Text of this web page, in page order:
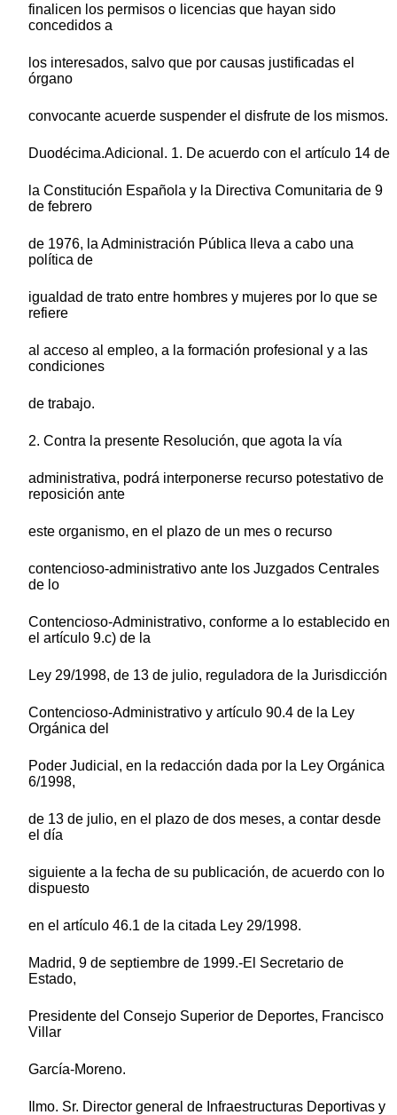
finalicen los permisos o licencias que hayan sido
concedidos a
los interesados, salvo que por causas justificadas el
órgano
convocante acuerde suspender el disfrute de los mismos.
Duodécima.Adicional. 1. De acuerdo con el artículo 14 de
la Constitución Española y la Directiva Comunitaria de 9
de febrero
de 1976, la Administración Pública lleva a cabo una
política de
igualdad de trato entre hombres y mujeres por lo que se
refiere
al acceso al empleo, a la formación profesional y a las
condiciones
de trabajo.
2. Contra la presente Resolución, que agota la vía
administrativa, podrá interponerse recurso potestativo de
reposición ante
este organismo, en el plazo de un mes o recurso
contencioso-administrativo ante los Juzgados Centrales
de lo
Contencioso-Administrativo, conforme a lo establecido en
el artículo 9.c) de la
Ley 29/1998, de 13 de julio, reguladora de la Jurisdicción
Contencioso-Administrativo y artículo 90.4 de la Ley
Orgánica del
Poder Judicial, en la redacción dada por la Ley Orgánica
6/1998,
de 13 de julio, en el plazo de dos meses, a contar desde
el día
siguiente a la fecha de su publicación, de acuerdo con lo
dispuesto
en el artículo 46.1 de la citada Ley 29/1998.
Madrid, 9 de septiembre de 1999.-El Secretario de
Estado,
Presidente del Consejo Superior de Deportes, Francisco
Villar
García-Moreno.
Ilmo. Sr. Director general de Infraestructuras Deportivas y